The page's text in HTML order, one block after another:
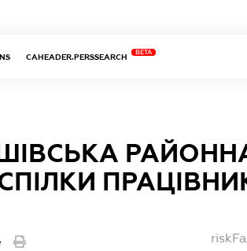
CAHEADER.PERSSEARCH
BETA